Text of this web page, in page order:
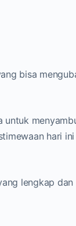
bisa
untuk
hari ini
lengkap dan